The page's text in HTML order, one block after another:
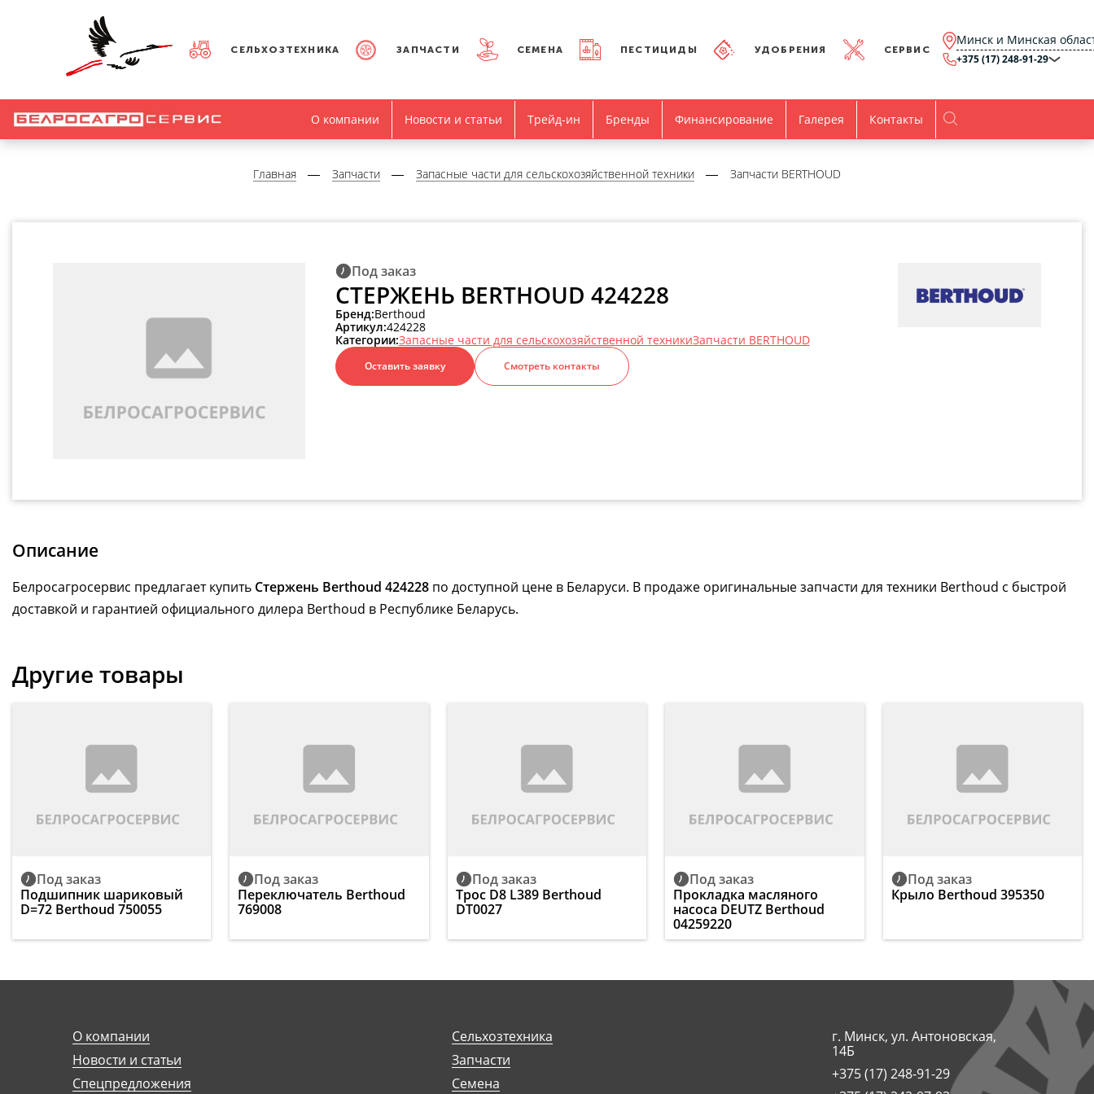
СЕЛЬХОЗТЕХНИКА ЗАПЧАСТИ СЕМЕНА ПЕСТИЦИДЫ УДОБРЕНИЯ СЕРВИС
Минск и Минская
область
Гомель и Гомельская
+375 (17) 248-91-29
office@agro.by
Время работы
Пн-Пт: 8.00-17.00
О компании Новости и статьи Трейд-ин Бренды Финансирование Галерея Контакты
Главная Запчасти Запасные части для сельскохозяйственной техники Запчасти BERTHOUD
Под заказ
СТЕРЖЕНЬ BERTHOUD 424228
Бренд:Berthoud
Артикул:424228
Категории:Запасные части для сельскохозяйственной техникиЗапчасти BERTHOUD
Оставить заявку Смотреть контакты
Описание
Белросагросервис предлагает купить Стержень Berthoud 424228 по доступной цене в Беларуси. В продаже оригинальные запчасти для техники Berthoud с быстрой
доставкой и гарантией официального дилера Berthoud в Республике Беларусь.
Другие товары
Под заказ
Подшипник шариковый
D=72 Berthoud 750055
Под заказ
Переключатель Berthoud
769008
Под заказ
Трос D8 L389 Berthoud
DT0027
Под заказ
Прокладка масляного
насоса DEUTZ Berthoud
04259220
Под заказ
Крыло Berthoud 395350
О компании
Новости и статьи
Спецпредложения
Сельхозтехника
Запчасти
Семена
г. Минск, ул. Антоновская,
14Б
+375 (17) 248-91-29